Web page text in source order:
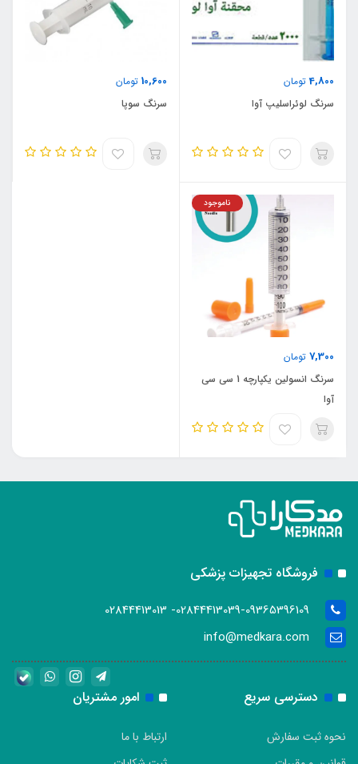
4,800تومان
سرنگ لوئراسلیپ آوا
10,600 تومان
سرنگ سوپا
7,300 تومان
ناموجود
سرنگ انسولین یکپارچه 1 سی سی
آوا
فروشگاه تجهیزات پزشکی
02844413039-09365396109- 02844413013
info@medkara.com
دسترسی سریع
نحوه ثبت سفارش
امور مشتریان
ارتباط با ما